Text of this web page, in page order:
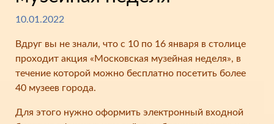
10.01.2022
Вдруг вы не знали, что с 10 по 16 января в столице
проходит акция «Московская музейная неделя», в
течение которой можно бесплатно посетить более
40 музеев города.
Для этого нужно оформить электронный входной